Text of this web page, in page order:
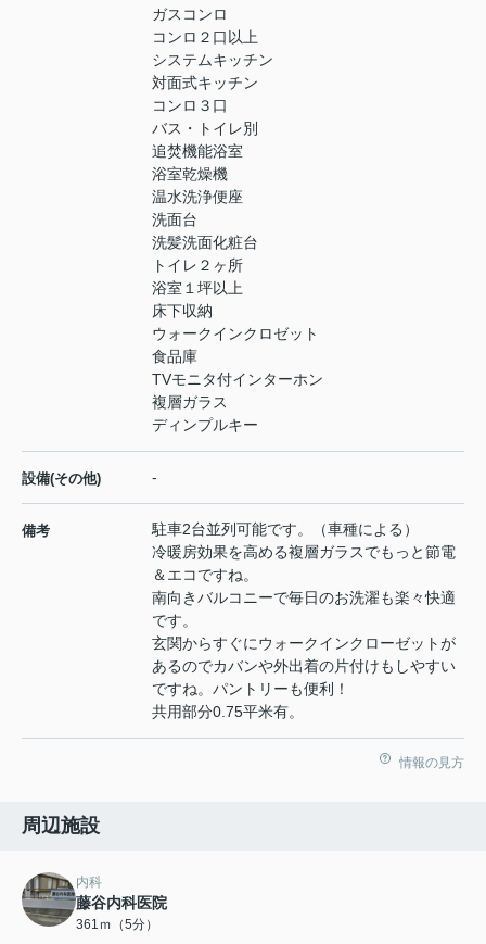
ガスコンロ
コンロ２口以上
システムキッチン
対面式キッチン
コンロ３口
バス・トイレ別
追焚機能浴室
浴室乾燥機
温水洗浄便座
洗面台
洗髪洗面化粧台
トイレ２ヶ所
浴室１坪以上
床下収納
ウォークインクロゼット
食品庫
TVモニタ付インターホン
複層ガラス
ディンプルキー
設備(その他) -
備考
駐車2台並列可能です。（車種による）
冷暖房効果を高める複層ガラスでもっと節電
＆エコですね。
南向きバルコニーで毎日のお洗濯も楽々快適
です。
玄関からすぐにウォークインクローゼットが
あるのでカバンや外出着の片付けもしやすい
ですね。パントリーも便利！
共用部分0.75平米有。
情報の見方
周辺施設
内科
藤谷内科医院
361ｍ（5分）